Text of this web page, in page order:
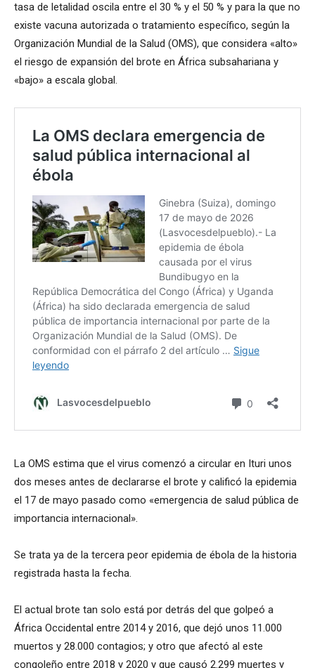
tasa de letalidad oscila entre el 30 % y el 50 % y para la que no
existe vacuna autorizada o tratamiento específico, según la
Organización Mundial de la Salud (OMS), que considera «alto»
el riesgo de expansión del brote en África subsahariana y
«bajo» a escala global.
La OMS estima que el virus comenzó a circular en Ituri unos
dos meses antes de declararse el brote y calificó la epidemia
el 17 de mayo pasado como «emergencia de salud pública de
importancia internacional».
Se trata ya de la tercera peor epidemia de ébola de la historia
registrada hasta la fecha.
El actual brote tan solo está por detrás del que golpeó a
África Occidental entre 2014 y 2016, que dejó unos 11.000
muertos y 28.000 contagios; y otro que afectó al este
congoleño entre 2018 y 2020 y que causó 2.299 muertes y